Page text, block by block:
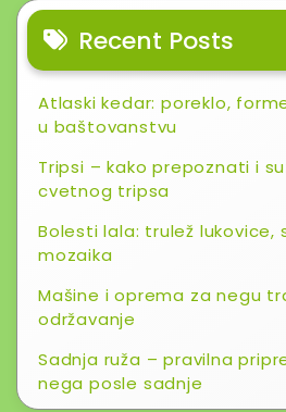
Recent Posts
Atlaski kedar: poreklo,
u baštovanstvu
Tripsi – kako prepoznati i
cvetnog tripsa
Bolesti lala: trulež lukovice,
mozaika
Mašine i oprema za negu
održavanje
Sadnja ruža – pravilna
nega posle sadnje